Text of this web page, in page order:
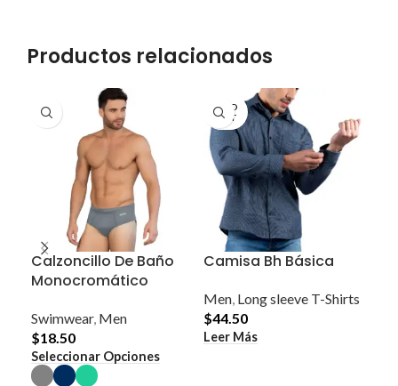
Productos relacionados
Calzoncillo De Baño
Monocromático
Swimwear, Men
$18.50
Seleccionar OpcionesEste
producto
SOLD
OUT
Camisa Bh Básica
Men, Long sleeve T-Shirts
$44.50
Leer Más